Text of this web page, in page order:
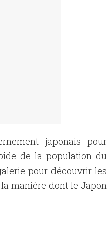
japonais pour
de la population du
pour découvrir les
manière dont le Japon